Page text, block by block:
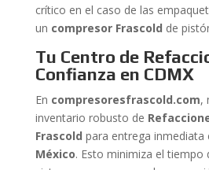
crítico en el caso de las
un compresor Frascold de
Tu Centro de
Confianza en CDMX
En compresoresfrascold.com,
inventario robusto de
Frascold para entrega inmediata
México. Esto minimiza el tiempo